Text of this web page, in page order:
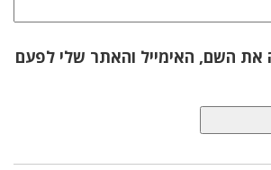
את השם, האימייל והאתר שלי לפעם